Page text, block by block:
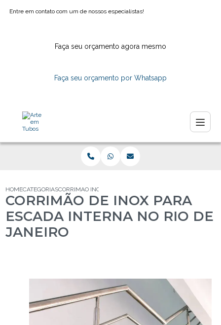
Entre em contato com um de nossos especialistas!
Faça seu orçamento agora mesmo
Faça seu orçamento por Whatsapp
HOMECATEGORIASCORRIMAO INOX ESCADA INTERNA NO RIO JANEIRO
CORRIMÃO DE INOX PARA
ESCADA INTERNA NO RIO DE
JANEIRO